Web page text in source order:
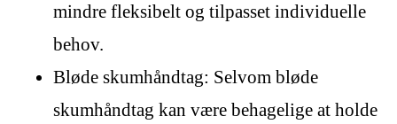
mindre fleksibelt og tilpasset individuelle
behov.
Bløde skumhåndtag: Selvom bløde
skumhåndtag kan være behagelige at holde